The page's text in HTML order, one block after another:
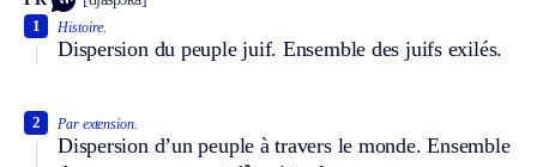
Histoire.
Dispersion du peuple juif. Ensemble des juifs exilés.
1
Par extension.
Dispersion d’un peuple à travers le monde. Ensemble
2